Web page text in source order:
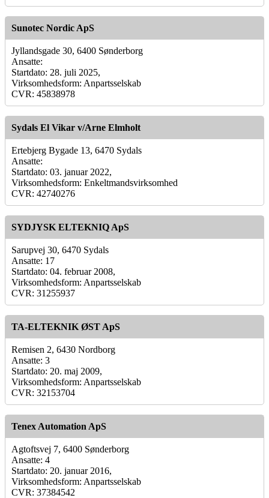
Sunotec Nordic ApS
Jyllandsgade 30, 6400 Sønderborg
Ansatte:
Startdato: 28. juli 2025,
Virksomhedsform: Anpartsselskab
CVR: 45838978
Sydals El Vikar v/Arne Elmholt
Ertebjerg Bygade 13, 6470 Sydals
Ansatte:
Startdato: 03. januar 2022,
Virksomhedsform: Enkeltmandsvirksomhed
CVR: 42740276
SYDJYSK ELTEKNIQ ApS
Sarupvej 30, 6470 Sydals
Ansatte: 17
Startdato: 04. februar 2008,
Virksomhedsform: Anpartsselskab
CVR: 31255937
TA-ELTEKNIK ØST ApS
Remisen 2, 6430 Nordborg
Ansatte: 3
Startdato: 20. maj 2009,
Virksomhedsform: Anpartsselskab
CVR: 32153704
Tenex Automation ApS
Agtoftsvej 7, 6400 Sønderborg
Ansatte: 4
Startdato: 20. januar 2016,
Virksomhedsform: Anpartsselskab
CVR: 37384542